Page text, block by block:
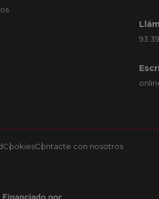
93
CookiesContacte con nosotros